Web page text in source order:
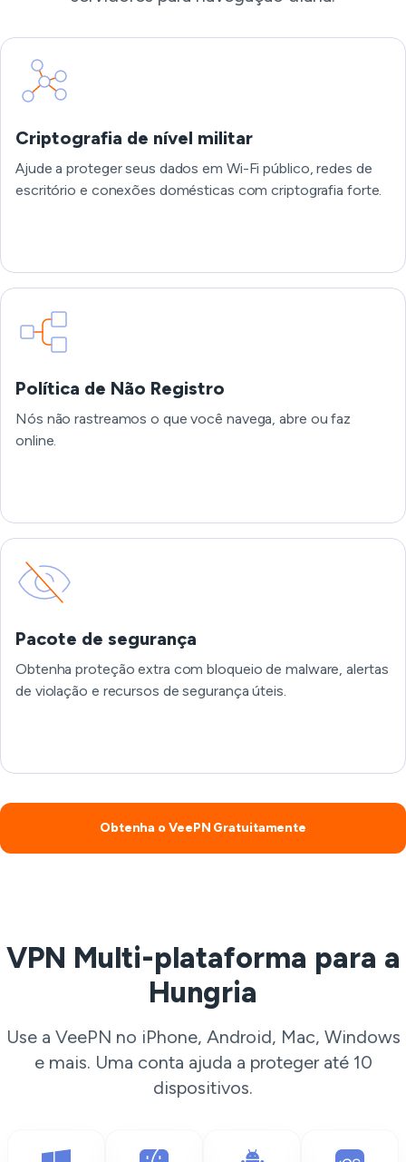
Criptografia de nível militar
Ajude a proteger seus dados em Wi-Fi público, redes de
escritório e conexões domésticas com criptografia forte.
Política de Não Registro
Nós não rastreamos o que você navega, abre ou faz
online.
Pacote de segurança
Obtenha proteção extra com bloqueio de malware, alertas
de violação e recursos de segurança úteis.
Obtenha o VeePN Gratuitamente
VPN Multi-plataforma para a
Hungria
Use a VeePN no iPhone, Android, Mac, Windows
e mais. Uma conta ajuda a proteger até 10
dispositivos.